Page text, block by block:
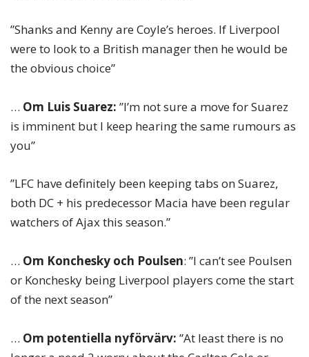
”Shanks and Kenny are Coyle’s heroes. If Liverpool
were to look to a British manager then he would be
the obvious choice”
… Om Luis Suarez: ”I’m not sure a move for Suarez
is imminent but I keep hearing the same rumours as
you”
”LFC have definitely been keeping tabs on Suarez,
both DC + his predecessor Macia have been regular
watchers of Ajax this season.”
… Om Konchesky och Poulsen: ”I can’t see Poulsen
or Konchesky being Liverpool players come the start
of the next season”
… Om potentiella nyförvärv: ”At least there is no